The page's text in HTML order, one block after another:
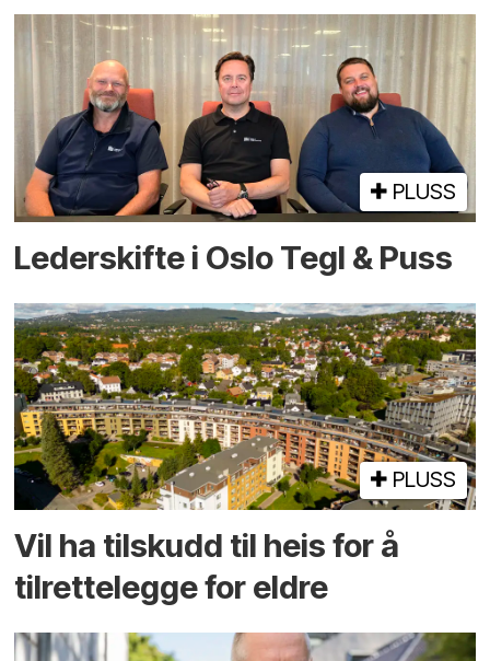
PLUSS
Lederskifte i Oslo Tegl & Puss
PLUSS
Vil ha tilskudd til heis for å
tilrettelegge for eldre